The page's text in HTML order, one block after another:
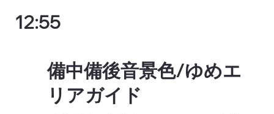
12:55
備中備後音景色/ゆめエ
リアガイド